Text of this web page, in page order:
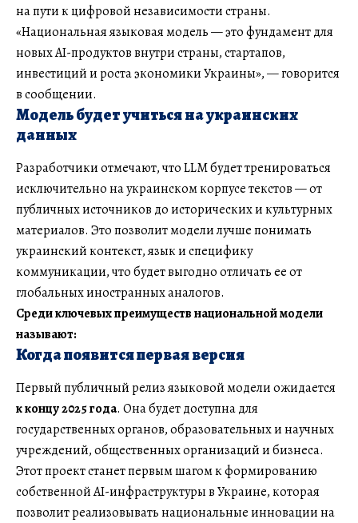
на пути к цифровой независимости страны.
«Национальная языковая модель — это фундамент для
новых AI-продуктов внутри страны, стартапов,
инвестиций и роста экономики Украины», — говорится
в сообщении.
Модель будет учиться на украинских
данных
Разработчики отмечают, что LLM будет тренироваться
исключительно на украинском корпусе текстов — от
публичных источников до исторических и культурных
материалов. Это позволит модели лучше понимать
украинский контекст, язык и специфику
коммуникации, что будет выгодно отличать ее от
глобальных иностранных аналогов.
Среди ключевых преимуществ национальной модели
называют:
Когда появится первая версия
Первый публичный релиз языковой модели ожидается
к концу 2025 года. Она будет доступна для
государственных органов, образовательных и научных
учреждений, общественных организаций и бизнеса.
Этот проект станет первым шагом к формированию
собственной AI-инфраструктуры в Украине, которая
позволит реализовывать национальные инновации на